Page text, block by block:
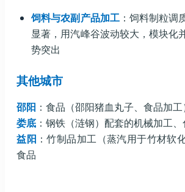
饲料与农副产品加工：饲料制粒调
显著，用汽峰谷波动较大，模块化
势突出
其他城市
邵阳 ：食品（邵阳猪血丸子、食品加
娄底 ：钢铁（涟钢）配套的机械加工
益阳 ：竹制品加工（蒸汽用于竹材软
食品